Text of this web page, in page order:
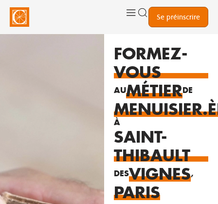
Se préinscrire
FORMEZ-
VOUS
AUMÉTIERDE
À
SAINT-
THIBAULT
DESVIGNES,
PARIS